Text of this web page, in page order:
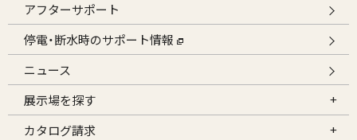
アフターサポート
停電・断水時のサポート情報
ニュース
展示場を探す
カタログ請求